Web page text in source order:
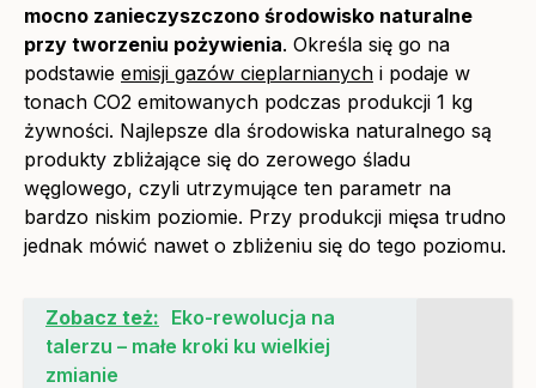
mocno zanieczyszczono środowisko naturalne
przy tworzeniu pożywienia. Określa się go na
podstawie emisji gazów cieplarnianych i podaje w
tonach CO2 emitowanych podczas produkcji 1 kg
żywności. Najlepsze dla środowiska naturalnego są
produkty zbliżające się do zerowego śladu
węglowego, czyli utrzymujące ten parametr na
bardzo niskim poziomie. Przy produkcji mięsa trudno
jednak mówić nawet o zbliżeniu się do tego poziomu.
Zobacz też: Eko-rewolucja na
talerzu – małe kroki ku wielkiej
zmianie